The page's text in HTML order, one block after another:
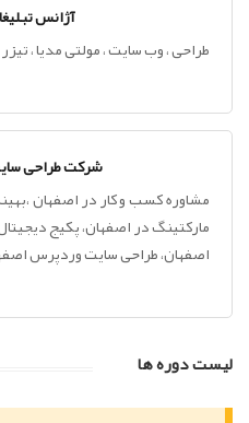
آژانس
طراحی ، وب سایت ، مولتی مدیا ،
شرکت طراحی
مشاوره کسب و کار در اصفهان
مارکتینگ در اصفهان، پکیج
اصفهان، طراحی سایت وردپرس
لیست دوره ها